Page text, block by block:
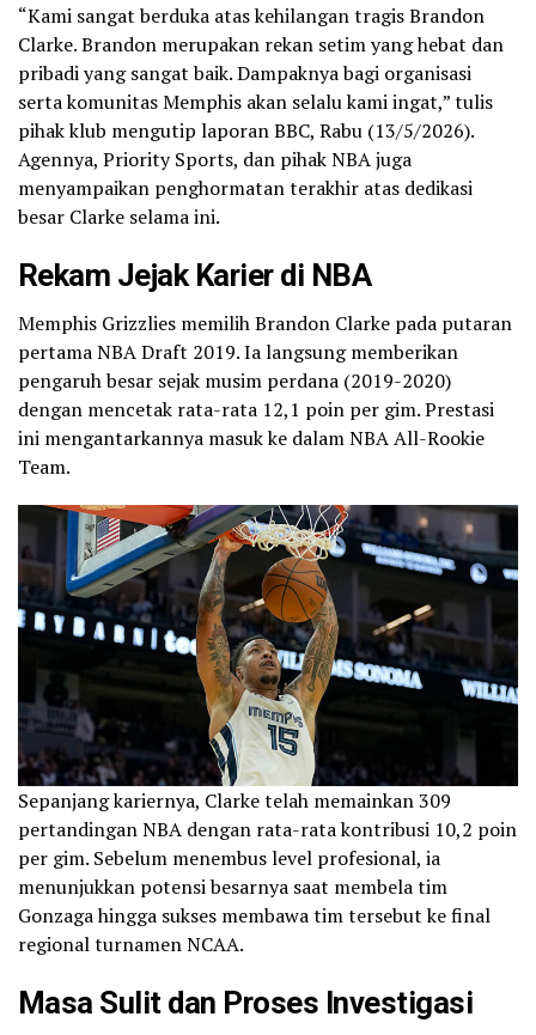
“Kami sangat berduka atas kehilangan tragis Brandon
Clarke. Brandon merupakan rekan setim yang hebat dan
pribadi yang sangat baik. Dampaknya bagi organisasi
serta komunitas Memphis akan selalu kami ingat,” tulis
pihak klub mengutip laporan BBC, Rabu (13/5/2026).
Agennya, Priority Sports, dan pihak NBA juga
menyampaikan penghormatan terakhir atas dedikasi
besar Clarke selama ini.
Rekam Jejak Karier di NBA
Memphis Grizzlies memilih Brandon Clarke pada putaran
pertama NBA Draft 2019. Ia langsung memberikan
pengaruh besar sejak musim perdana (2019-2020)
dengan mencetak rata-rata 12,1 poin per gim. Prestasi
ini mengantarkannya masuk ke dalam NBA All-Rookie
Team.
Sepanjang kariernya, Clarke telah memainkan 309
pertandingan NBA dengan rata-rata kontribusi 10,2 poin
per gim. Sebelum menembus level profesional, ia
menunjukkan potensi besarnya saat membela tim
Gonzaga hingga sukses membawa tim tersebut ke final
regional turnamen NCAA.
Masa Sulit dan Proses Investigasi